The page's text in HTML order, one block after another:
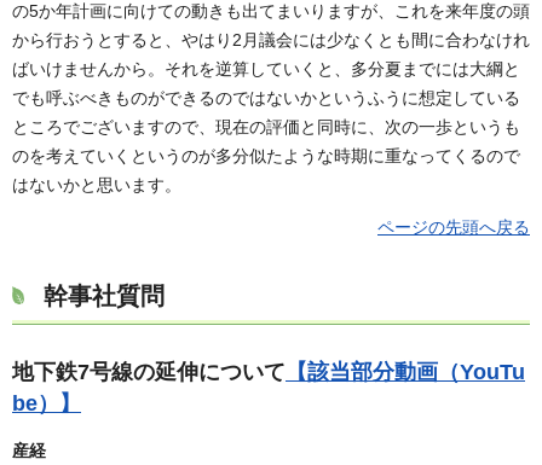
の5か年計画に向けての動きも出てまいりますが、これを来年度の頭
から行おうとすると、やはり2月議会には少なくとも間に合わなけれ
ばいけませんから。それを逆算していくと、多分夏までには大綱と
でも呼ぶべきものができるのではないかというふうに想定している
ところでございますので、現在の評価と同時に、次の一歩というも
のを考えていくというのが多分似たような時期に重なってくるので
はないかと思います。
ページの先頭へ戻る
幹事社質問
地下鉄7号線の延伸について 【該当部分動画（YouTu
be）】
産経